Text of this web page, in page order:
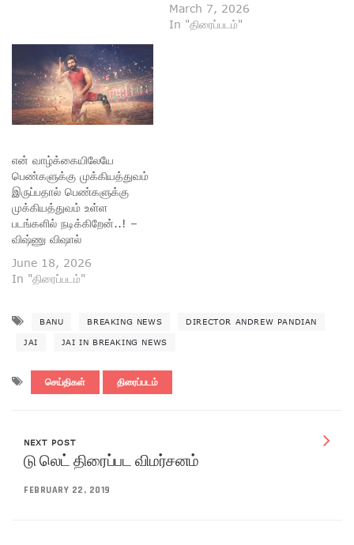
March 7, 2026
In "திரைப்படம்"
என் வாழ்க்கையிலேயே
பெண்களுக்கு முக்கியத்துவம்
இருப்பதால் பெண்களுக்கு
முக்கியத்துவம் உள்ள
படங்களில் நடிக்கிறேன்..! –
விஷ்ணு விஷால்
June 18, 2026
In "திரைப்படம்"
BANU BREAKING NEWS DIRECTOR ANDREW PANDIAN
JAI JAI IN BREAKING NEWS
செய்திகள் திரைப்படம்
NEXT POST
டு லெட் திரைப்பட விமர்சனம்
FEBRUARY 22, 2019